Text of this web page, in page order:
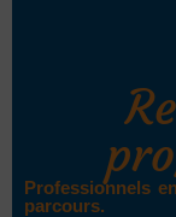
Professionnels
parcours.